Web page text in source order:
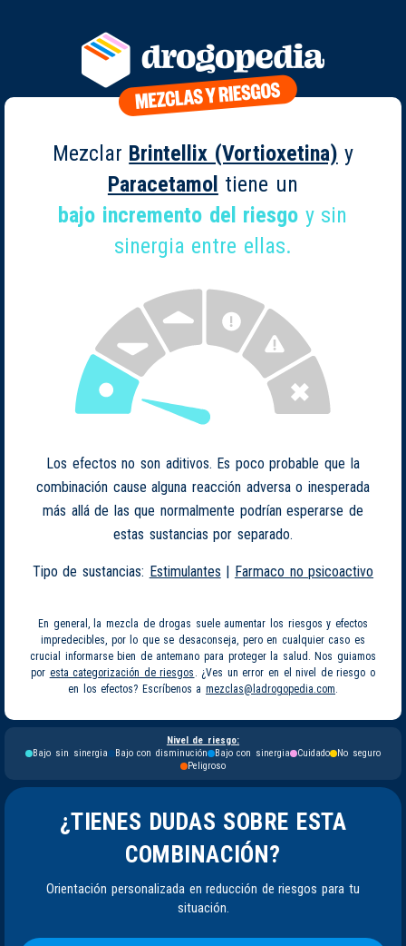
Mezclar Brintellix (Vortioxetina) y
Paracetamol tiene un
bajo incremento del riesgo y sin
sinergia entre ellas.
Los efectos no son aditivos. Es poco probable que la
combinación cause alguna reacción adversa o inesperada
más allá de las que normalmente podrían esperarse de
estas sustancias por separado.
Tipo de sustancias: Estimulantes | Farmaco no psicoactivo
En general, la mezcla de drogas suele aumentar los riesgos y efectos
impredecibles, por lo que se desaconseja, pero en cualquier caso es
crucial informarse bien de antemano para proteger la salud. Nos guiamos
por esta categorización de riesgos . ¿Ves un error en el nivel de riesgo o
en los efectos? Escríbenos a mezclas@ladrogopedia.com.
Nivel de riesgo:
Bajo sin sinergia
Bajo con disminución Bajo con sinergia Cuidado
No seguro
Peligroso
¿TIENES DUDAS SOBRE ESTA
COMBINACIÓN?
Orientación personalizada en reducción de riesgos para tu
situación.